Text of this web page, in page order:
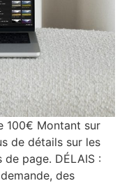
100€ Montant sur
de détails sur les
page. DÉLAIS :
des